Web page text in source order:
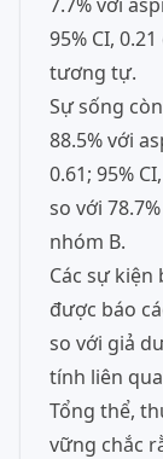
95% CI,
tương tự.
Sự sống
88.5% với
0.61; 95%
so với
nhóm B.
Các sự
được báo
so với giả
tính liên
Tổng thể,
vững chắc